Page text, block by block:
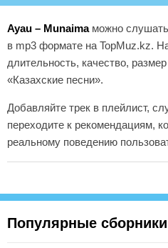
Ayau – Munaimaможно слушать
в mp3 формате на TopMuz.kz.
длительность, качество,
«Казахские песни».
Добавляйте трек в плейлист,
переходите к рекомендациям,
реальному поведению
Популярные сборники